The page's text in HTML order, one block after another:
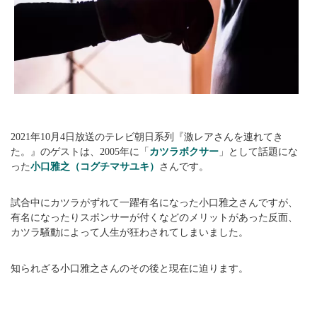
2021年10月4日放送のテレビ朝日系列『激レアさんを連れてき
た。』のゲストは、2005年に「 カツラボクサー 」として話題にな
った小口雅之（コグチマサユキ） さんです。
試合中にカツラがずれて一躍有名になった小口雅之さんですが、
有名になったりスポンサーが付くなどのメリットがあった反面、
カツラ騒動によって人生が狂わされてしまいました。
知られざる小口雅之さんのその後と現在に迫ります。